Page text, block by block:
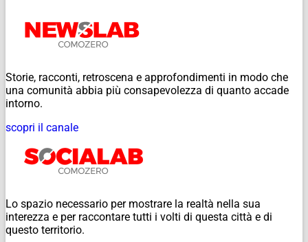
Storie, racconti, retroscena e approfondimenti in modo che
una comunità abbia più consapevolezza di quanto accade
intorno.
scopri il canale
Lo spazio necessario per mostrare la realtà nella sua
interezza e per raccontare tutti i volti di questa città e di
questo territorio.